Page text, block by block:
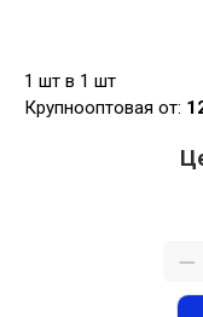
1 шт в 1 шт
Крупнооптовая от: